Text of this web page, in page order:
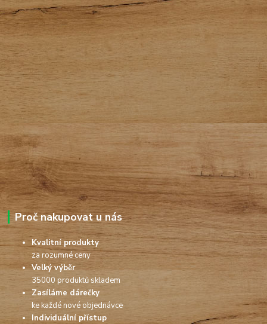
Proč nakupovat u nás
Kvalitní produkty
za rozumné ceny
Velký výběr
35000 produktů skladem
Zasíláme dárečky
ke každé nové objednávce
Individuální přístup